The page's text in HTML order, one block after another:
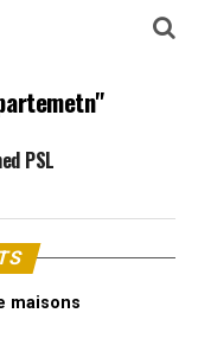
PSL
maisons